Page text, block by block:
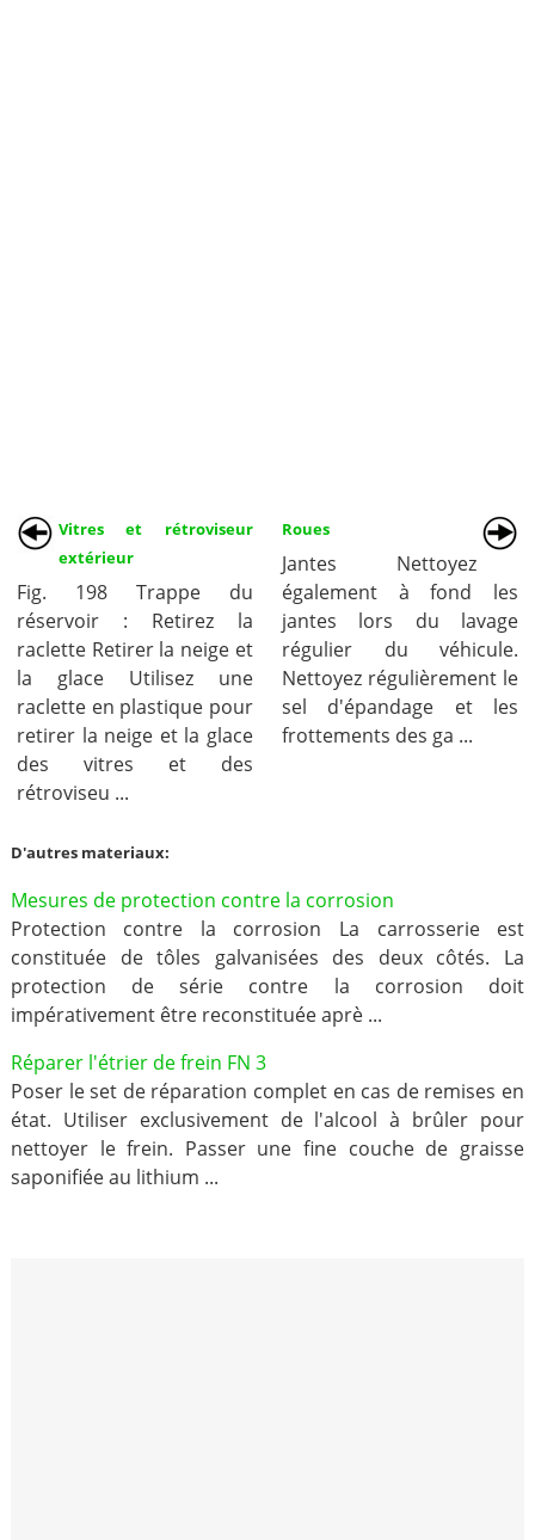
Vitres et rétroviseur
extérieur
Fig. 198 Trappe du
réservoir : Retirez la
raclette Retirer la neige et
la glace Utilisez une
raclette en plastique pour
retirer la neige et la glace
des vitres et des
rétroviseu ...
Roues
Jantes Nettoyez
également à fond les
jantes lors du lavage
régulier du véhicule.
Nettoyez régulièrement le
sel d'épandage et les
frottements des ga ...
D'autres materiaux:
Mesures de protection contre la corrosion
Protection contre la corrosion La carrosserie est
constituée de tôles galvanisées des deux côtés. La
protection de série contre la corrosion doit
impérativement être reconstituée aprè ...
Réparer l'étrier de frein FN 3
Poser le set de réparation complet en cas de remises en
état. Utiliser exclusivement de l'alcool à brûler pour
nettoyer le frein. Passer une fine couche de graisse
saponifiée au lithium ...